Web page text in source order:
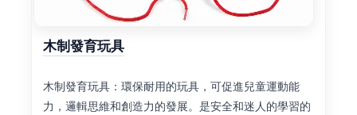
木制發育玩具
木制發育玩具：環保耐用的玩具，可促進兒童運動能
力，邏輯思維和創造力的發展。是安全和迷人的學習的